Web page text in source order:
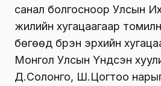
санал болгосноор Улсын
жилийн хугацаагаар
бөгөөд бүрэн эрхийн
Монгол Улсын Үндсэн
Д.Солонго, Ш.Цогтоо